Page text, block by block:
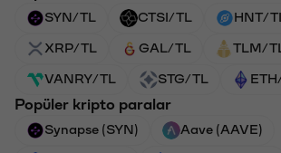
SYN/TL CTSI/TL HNT/
XRP/TL GAL/TL TLM/
VANRY/TL STG/TL
Popüler kripto paralar
Synapse (SYN) Aave (AAVE)